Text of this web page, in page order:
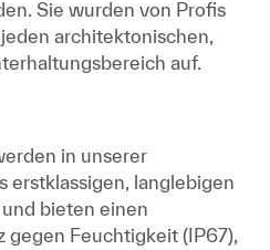
Sie wurden von Profis
architektonischen,
auf.
in unserer
erstklassigen, langlebigen
bieten einen
gegen Feuchtigkeit (IP67),